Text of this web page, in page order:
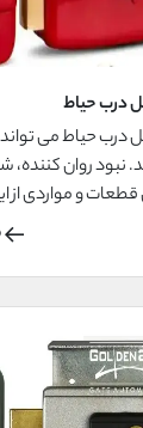
درب حیاط
درب حیاط می تواند
نبود روان
و مواردی از
شما وارد می
ضروری است.